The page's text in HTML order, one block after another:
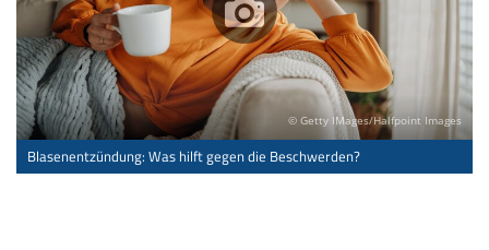
© Getty IMages/Halfpoint Images
Blasenentzündung: Was hilft gegen die Beschwerden?